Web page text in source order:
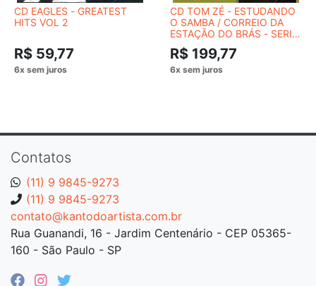
CD EAGLES - GREATEST
HITS VOL 2
R$ 59,77
CD TOM ZÉ - ESTUDANDO
O SAMBA / CORREIO DA
ESTAÇÃO DO BRÁS - SERIE
DOIS MOMENTOS
R$ 199,77
Contatos
(11) 9 9845-9273
(11) 9 9845-9273
contato@kantodoartista.com.br
Rua Guanandi, 16 - Jardim Centenário - CEP 05365-
160 - São Paulo - SP